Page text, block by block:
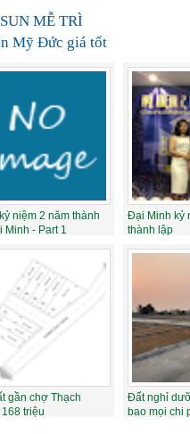
MỄ TRÌ
Mỹ Đức giá tốt
niệm 2 năm thành
Minh - Part 1
Đại Minh kỷ
thành lập
gần chợ Thạch
triệu
Đất nghỉ
bao mọi chi